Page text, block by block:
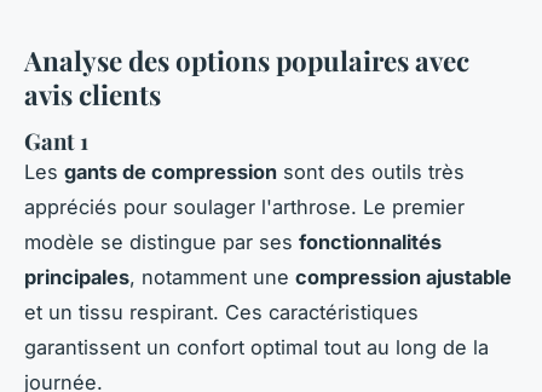
Analyse des options populaires avec
avis clients
Gant 1
Les gants de compression sont des outils très
appréciés pour soulager l'arthrose. Le premier
modèle se distingue par ses fonctionnalités
principales, notamment une compression ajustable
et un tissu respirant. Ces caractéristiques
garantissent un confort optimal tout au long de la
journée.